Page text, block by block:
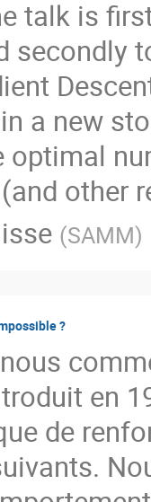
talk is
secondly
a new
other
(SAMM)
?
en
de